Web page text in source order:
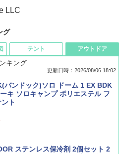
LLC
グ
ーファン ２０２６年 ９月号 [雑
ＮＥＹ ＦＡＮ)
特集 星野道夫 夢見る旅
歩き方 チェンマイ タイ北部の魅
～2027 地球の歩き方D アジア
歩き方 イタリア 2026～2027 地
テント
ーズコレクション 山善] ポップアッ
みたいに広げて畳める パッとサ
ェード キューブ フルクローズ メ
グ カーキ PATC-150(KH)
アウトドア
キング
更新日時：2026/08/06 18:02
バンドック)ソロ ドーム 1 EX BDK
キ ソロキャンプ ポリエステル フ
ト
ステンレス保冷剤 2個セット 2